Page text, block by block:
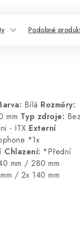
Podobné
Bílá Rozměry:
mm Typ zdroje: Bez
- ITX Externí
*1x
Chlazení: *Přední
mm / 280 mm
/ 2x 140 mm